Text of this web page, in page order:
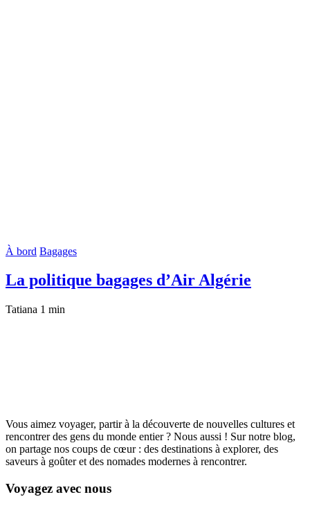
À bord Bagages
La politique bagages d’Air Algérie
Tatiana 1 min
Vous aimez voyager, partir à la découverte de nouvelles cultures et
rencontrer des gens du monde entier ? Nous aussi ! Sur notre blog,
on partage nos coups de cœur : des destinations à explorer, des
saveurs à goûter et des nomades modernes à rencontrer.
Voyagez avec nous